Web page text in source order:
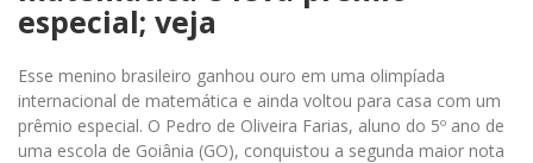
especial; veja
Esse menino brasileiro ganhou ouro em uma olimpíada
internacional de matemática e ainda voltou para casa com um
prêmio especial. O Pedro de Oliveira Farias, aluno do 5º ano de
uma escola de Goiânia (GO), conquistou a segunda maior nota